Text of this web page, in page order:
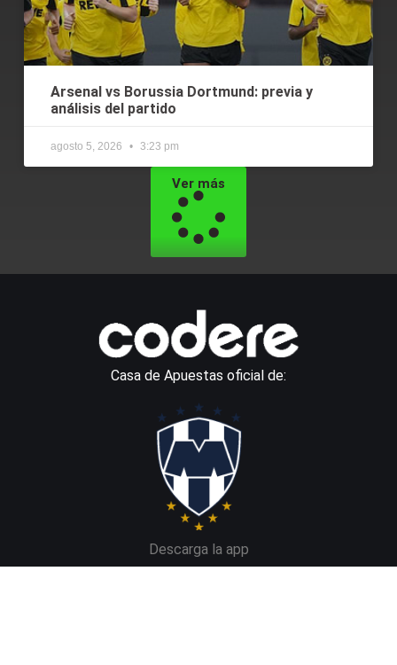
Arsenal vs Borussia Dortmund: previa y
análisis del partido
agosto 5, 2026 3:23 pm
Ver más
Casa de Apuestas oficial de:
Descarga la app